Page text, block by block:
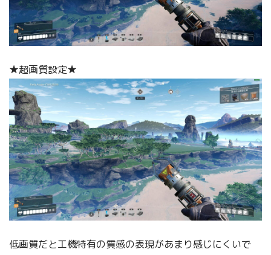
★超画質設定★
低画質だと工機特有の質感の表現があまり感じにくいで